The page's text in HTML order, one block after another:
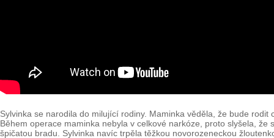
Sylvinka se narodila do milující rodiny. Maminka věděla, že bude
Během operace maminka nebyla v celkové narkóze, proto slyšela,
špičatou bradu. Sylvinka navíc trpěla těžkou novorozeneckou